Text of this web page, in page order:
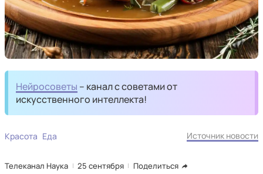
Нейросоветы – канал с советами от
искусственного интеллекта!
Красота Еда Источник новости
Телеканал Наука 25 сентября Поделиться